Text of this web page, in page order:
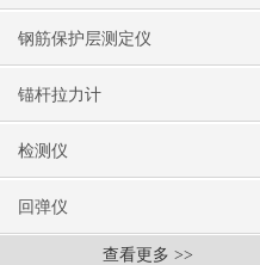
钢筋保护层测定仪
锚杆拉力计
检测仪
回弹仪
查看更多 >>